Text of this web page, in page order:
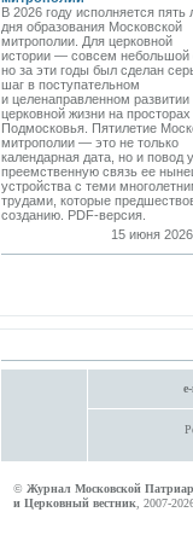
В 2026 году исполняется пять
дня образования Московской
митрополии. Для церковной
истории — совсем небольшой
но за эти годы был сделан
шаг в поступательном
и целенаправленном развитии
церковной жизни на просторах
Подмосковья. Пятилетие
митрополии — это не только
календарная дата, но и повод
преемственную связь ее
устройства с теми
трудами, которые
созданию. PDF-версия.
15 июня
© Журнал Московской
и Церковный вестник , 2007-